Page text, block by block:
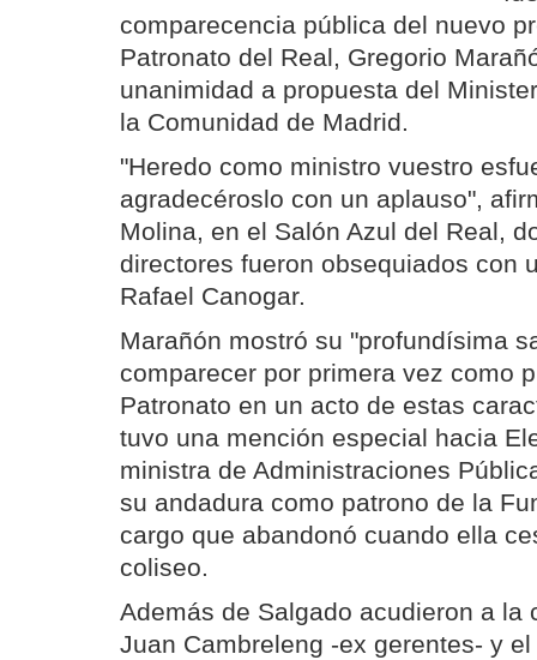
comparecencia pública del nuevo
Patronato del Real, Gregorio
unanimidad a propuesta del
la Comunidad de Madrid.
"Heredo como ministro vuestro
agradecéroslo con un aplauso",
Molina, en el Salón Azul del Real,
directores fueron obsequiados con
Rafael Canogar.
Marañón mostró su "profundísima
comparecer por primera vez como
Patronato en un acto de estas
tuvo una mención especial hacia
ministra de Administraciones
su andadura como patrono de la
cargo que abandonó cuando ella
coliseo.
Además de Salgado acudieron a la
Juan Cambreleng -ex gerentes- y